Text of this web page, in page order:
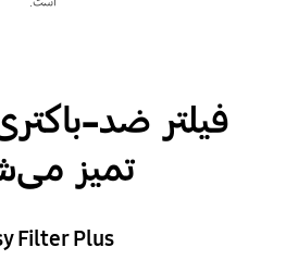
فیلتر ضد-
تمیز
Filter Plus